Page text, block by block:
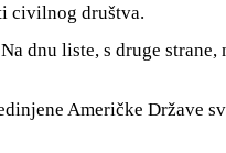
civilnog društva.
dnu liste, s druge strane,
Američke Države